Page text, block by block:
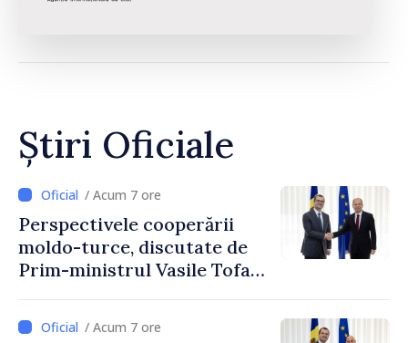
Știri Oficiale
/ Acum 7 ore
Perspectivele cooperării
moldo-turce, discutate de
Prim-ministrul Vasile Tofan
Uygar Mustafa Sertel
/ Acum 7 ore